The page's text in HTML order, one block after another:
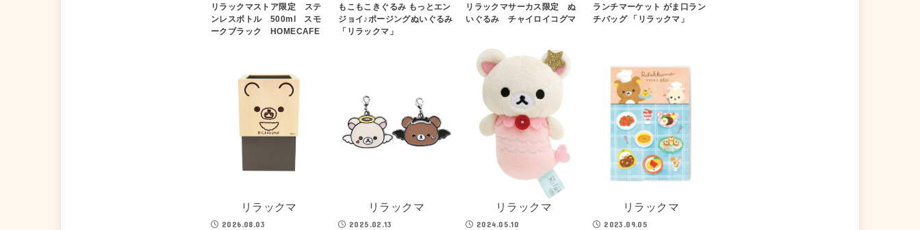
リラックマストア限定 ステ
ンレスボトル 500ml スモ
ークブラック HOMECAFE
もこもこきぐるみ もっとエン
ジョイ♪ポージングぬいぐるみ
「リラックマ」
リラックマサーカス限定 ぬ
いぐるみ チャイロイコグマ
ランチマーケット がま口ラン
チバッグ 「リラックマ」
リラックマ
2026.08.03
リラックマ
2025.02.13
リラックマ
2024.05.10
リラックマ
2023.09.05